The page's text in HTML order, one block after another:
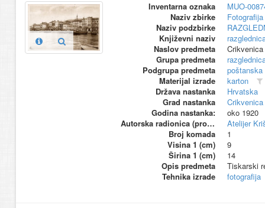
Inventarna oznaka
MUO-
Naziv zbirke
Naziv podzbirke
Književni naziv
Naslov predmeta
Grupa predmeta
Podgrupa predmeta
poštanska
Materijal izrade
karton
Država nastanka
Hrvatska
Grad nastanka
Crikvenica
Godina nastanka:
oko 1920
Autorska radionica (proizvođač)
Atelijer
Broj komada
1
Visina 1 (cm)
9
Širina 1 (cm)
14
Opis predmeta
Tiskarski
Tehnika izrade
fotografija